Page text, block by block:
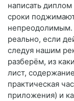
написать
сроки
непреодолимым.
реально, если
следуя нашим
разберём, из
лист,
практическая
приложения) и